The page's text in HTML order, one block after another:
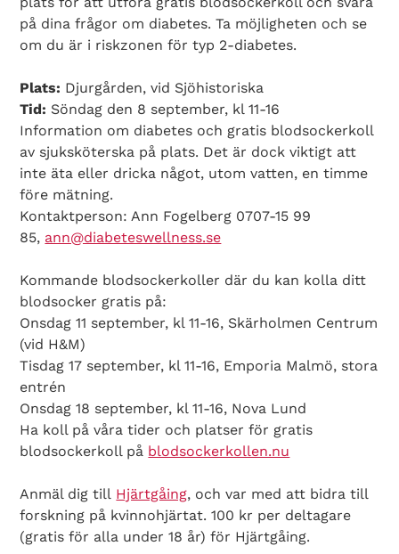
på dina frågor om diabetes. Ta möjligheten och se
om du är i riskzonen för typ 2-diabetes.
Plats: Djurgården, vid Sjöhistoriska
Tid: Söndag den 8 september, kl 11-16
Information om diabetes och gratis blodsockerkoll
av sjuksköterska på plats. Det är dock viktigt att
inte äta eller dricka något, utom vatten, en timme
före mätning.
Kontaktperson: Ann Fogelberg 0707-15 99
85, ann@diabeteswellness.se
Kommande blodsockerkoller där du kan kolla ditt
blodsocker gratis på:
Onsdag 11 september, kl 11-16, Skärholmen Centrum
(vid H&M)
Tisdag 17 september, kl 11-16, Emporia Malmö, stora
entrén
Onsdag 18 september, kl 11-16, Nova Lund
Ha koll på våra tider och platser för gratis
blodsockerkoll på blodsockerkollen.nu
Anmäl dig till Hjärtgåing, och var med att bidra till
forskning på kvinnohjärtat. 100 kr per deltagare
(gratis för alla under 18 år) för Hjärtgåing.